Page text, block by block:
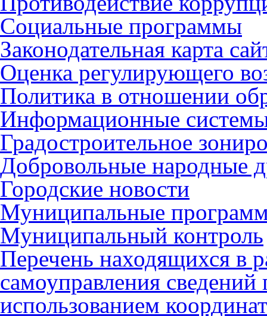
Социальные программы
Законодательная карта
Оценка регулирующего
Политика в отношении
Информационные
Градостроительное
Добровольные народные
Городские новости
Муниципальные
Муниципальный контроль
Перечень находящихся в
самоуправления
использованием